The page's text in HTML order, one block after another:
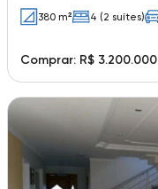
380 m² 4 (2 suítes)
Comprar: R$ 3.200.000